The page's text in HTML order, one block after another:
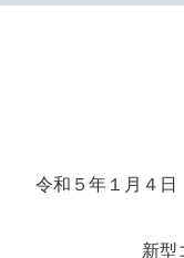
令和５年１月４日
新型コロナウ